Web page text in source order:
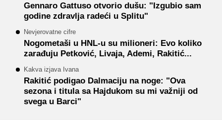
Gennaro Gattuso otvorio dušu: "Izgubio sam
godine zdravlja radeći u Splitu"
Nevjerovatne cifre
Nogometaši u HNL-u su milioneri: Evo koliko
zarađuju Petković, Livaja, Ademi, Rakitić...
Kakva izjava Ivana
Rakitić podigao Dalmaciju na noge: "Ova
sezona i titula sa Hajdukom su mi važniji od
svega u Barci"